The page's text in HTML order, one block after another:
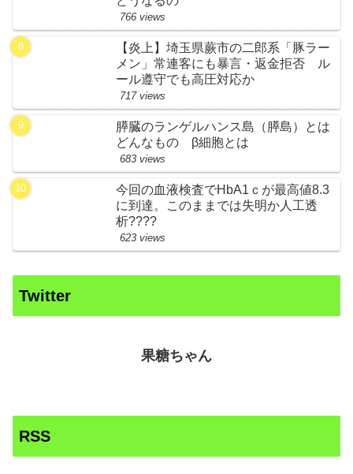
766 views
【炎上】埼玉県蕨市の二郎系「豚ラー
メン」常連客にも暴言・返金拒否 ル
ール遵守でも高圧対応か
717 views
膵臓のランゲルハンス島（膵島）とは
どんなもの β細胞とは
683 views
今回の血液検査でHbA1ｃが最高値8.3
に到達。このままでは失明か人工透
析????
623 views
Twitter
果糖ちゃん
RSS